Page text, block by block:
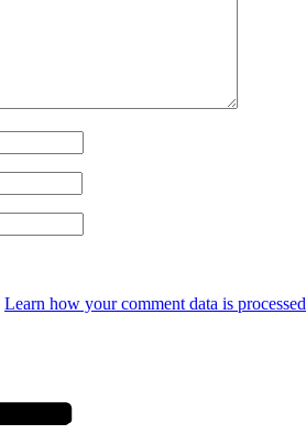
Learn how your comment data is processed